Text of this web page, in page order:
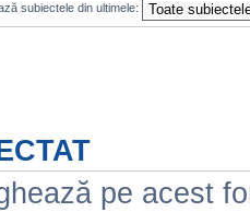
subiectele din ultimele:
pe acest